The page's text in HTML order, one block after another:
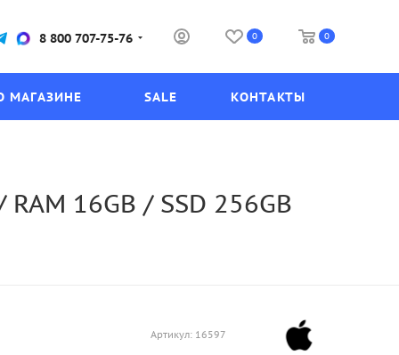
8 800 707-75-76 0 0
МАГАЗИНЕ SALE КОНТАКТЫ
16GB / SSD 256GB
Артикул: 16597